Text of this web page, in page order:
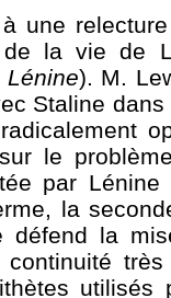
une
de la vie de
Lénine). M.
Staline
le
par
la
défend la